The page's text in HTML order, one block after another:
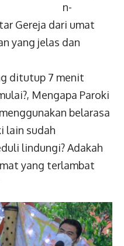
n-
Gereja dari umat
yang jelas dan
ditutup 7 menit
Mengapa Paroki
belarasa
lain sudah
lindungi? Adakah
yang terlambat